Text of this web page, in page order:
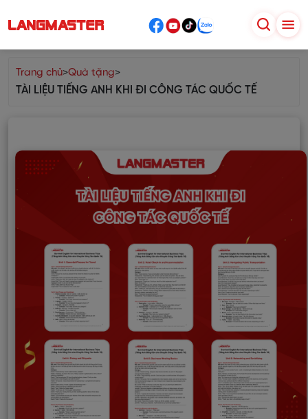
Trang chủ>Quà tặng>
TÀI LIỆU TIẾNG ANH KHI ĐI CÔNG TÁC QUỐC TẾ